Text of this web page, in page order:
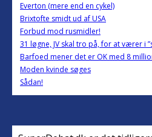
Everton (mere end en cykel)
Brixtofte smidt ud af USA
Forbud mod rusmidler!
31 løgne, JV skal tro på, for at værer i
Barfoed mener det er OK med 8
Moden kvinde søges
Sådan!